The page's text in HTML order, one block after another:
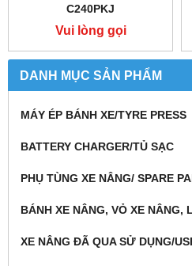
DANH MỤC SẢN PHẨM
MÁY ÉP BÁNH XE/TYRE PRESS
BATTERY CHARGER/TỦ SẠC
PHỤ TÙNG XE NÂNG/ SPARE
BÁNH XE NÂNG, VỎ XE NÂNG,
XE NÂNG ĐÃ QUA SỬ DỤNG/
C240PKJ
Vui lòng gọi